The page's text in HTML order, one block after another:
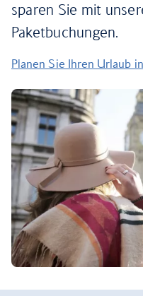
sparen Sie mit
Paketbuchungen.
Planen Sie Ihren Urlaub